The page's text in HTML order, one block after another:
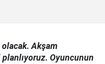
Akşam
Oyuncunun